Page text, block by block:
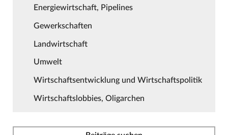
Energiewirtschaft, Pipelines
Gewerkschaften
Landwirtschaft
Umwelt
Wirtschaftsentwicklung und Wirtschaftspolitik
Wirtschaftslobbies, Oligarchen